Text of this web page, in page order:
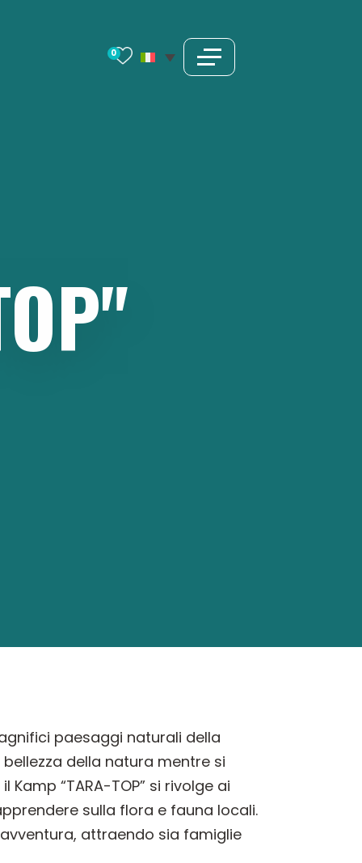
0
paesaggi naturali della
della natura mentre si
“TARA-TOP” si rivolge ai
sulla flora e fauna locali.
attraendo sia famiglie